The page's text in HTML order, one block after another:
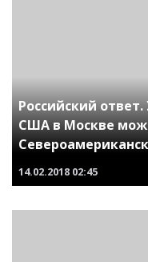
Российский
США в Москве
14.02.2018 02:45